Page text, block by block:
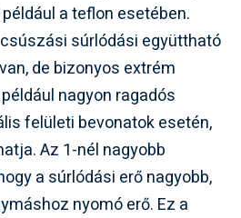
a teflon esetében.
súrlódási együttható
de bizonyos extrém
nagyon ragadós
felületi bevonatok esetén,
Az 1-nél nagyobb
a súrlódási erő nagyobb,
nyomó erő. Ez a